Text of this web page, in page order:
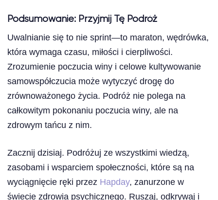
Podsumowanie: Przyjmij Tę Podróż
Uwalnianie się to nie sprint—to maraton, wędrówka,
która wymaga czasu, miłości i cierpliwości.
Zrozumienie poczucia winy i celowe kultywowanie
samowspółczucia może wytyczyć drogę do
zrównoważonego życia. Podróż nie polega na
całkowitym pokonaniu poczucia winy, ale na
zdrowym tańcu z nim.
Zacznij dzisiaj. Podróżuj ze wszystkimi wiedzą,
zasobami i wsparciem społeczności, które są na
wyciągnięcie ręki przez Hapday, zanurzone w
świecie zdrowia psychicznego. Ruszaj, odkrywaj i